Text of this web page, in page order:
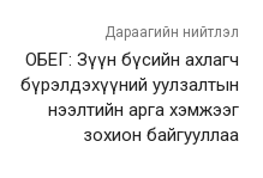
Дараагийн нийтлэл
ОБЕГ: Зүүн бүсийн ахлагч
бүрэлдэхүүний уулзалтын
нээлтийн арга хэмжээг
зохион байгууллаа